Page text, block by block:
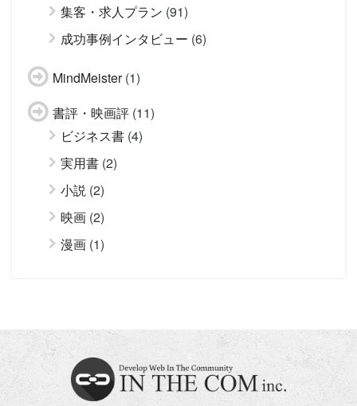
集客・求人プラン (91)
成功事例インタビュー (6)
MindMeister(1)
書評・映画評 (11)
ビジネス書 (4)
実用書 (2)
小説 (2)
映画 (2)
漫画 (1)